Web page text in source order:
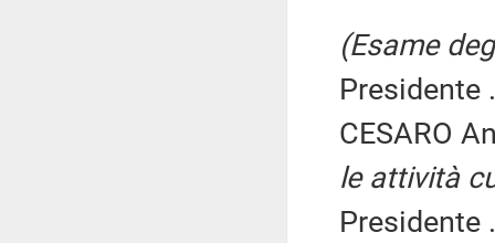
(Esame
Presidente
CESARO
le attività
Presidente